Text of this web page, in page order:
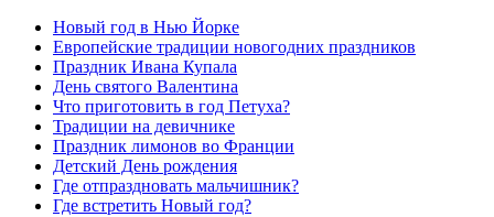
Новый год в Нью Йорке
Европейские традиции новогодних праздников
Праздник Ивана Купала
День святого Валентина
Что приготовить в год Петуха?
Традиции на девичнике
Праздник лимонов во Франции
Детский День рождения
Где отпраздновать мальчишник?
Где встретить Новый год?